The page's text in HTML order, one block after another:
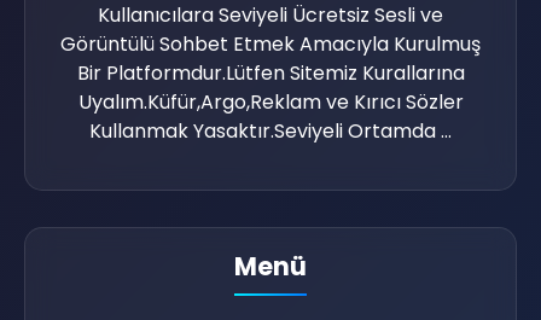
Kullanıcılara Seviyeli Ücretsiz Sesli ve
Görüntülü Sohbet Etmek Amacıyla Kurulmuş
Bir Platformdur.Lütfen Sitemiz Kurallarına
Uyalım.Küfür,Argo,Reklam ve Kırıcı Sözler
Kullanmak Yasaktır.Seviyeli Ortamda ...
Menü